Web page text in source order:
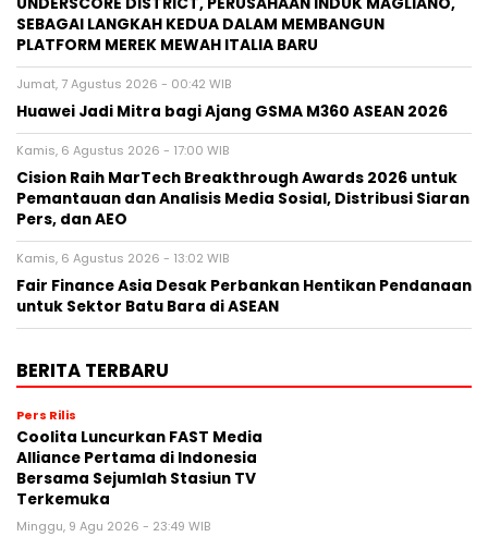
SEBAGAI LANGKAH KEDUA DALAM MEMBANGUN
PLATFORM MEREK MEWAH ITALIA BARU
Jumat, 7 Agustus 2026 - 00:42 WIB
Huawei Jadi Mitra bagi Ajang GSMA M360 ASEAN 2026
Kamis, 6 Agustus 2026 - 17:00 WIB
Cision Raih MarTech Breakthrough Awards 2026 untuk
Pemantauan dan Analisis Media Sosial, Distribusi Siaran
Pers, dan AEO
Kamis, 6 Agustus 2026 - 13:02 WIB
Fair Finance Asia Desak Perbankan Hentikan Pendanaan
untuk Sektor Batu Bara di ASEAN
BERITA TERBARU
Pers Rilis
Coolita Luncurkan FAST Media
Alliance Pertama di Indonesia
Bersama Sejumlah Stasiun TV
Terkemuka
Minggu, 9 Agu 2026 - 23:49 WIB